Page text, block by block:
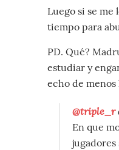
Luego si se me
tiempo para
PD. Qué?
estudiar y
echo de
@triple_r
En que
jugadores